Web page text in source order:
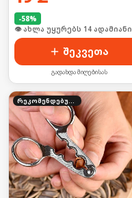
-58%
🛒 ბოლო 24სთ-ში იყიდა 18-მა
შეკვეთა
გადახდა მიღებისას
რეკომენდებული